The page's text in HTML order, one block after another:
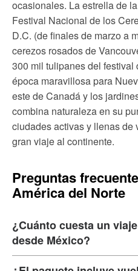
ocasionales. La estrella de
Festival Nacional de los
D.C. (de finales de marzo a
cerezos rosados de
300 mil tulipanes del festival
época maravillosa para
este de Canadá y los
combina naturaleza en su
ciudades activas y llenas de
gran viaje al continente.
Preguntas
América del Norte
¿Cuánto cuesta un
desde México?